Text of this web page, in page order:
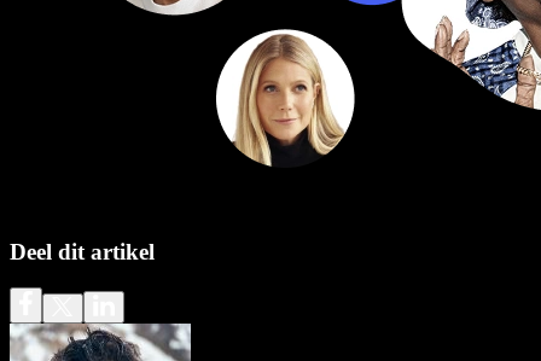
Deel dit artikel